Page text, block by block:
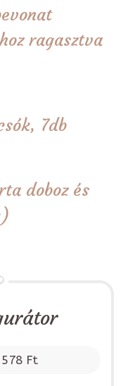
ragasztva
7db
doboz és
Ft